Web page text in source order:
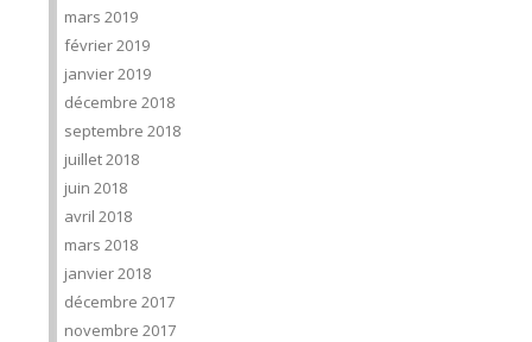
mars 2019
février 2019
janvier 2019
décembre 2018
septembre 2018
juillet 2018
juin 2018
avril 2018
mars 2018
janvier 2018
décembre 2017
novembre 2017